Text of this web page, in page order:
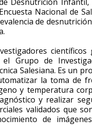
Nacional de
de
científicos
Grupo de
Salesiana. Es un
la toma de
y temperatura
y realizar
validados que
de